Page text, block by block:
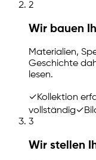
2
Wir bauen
Materialien,
Geschichte
lesen.
✓Kollektion
vollständig✓
3
Wir stellen